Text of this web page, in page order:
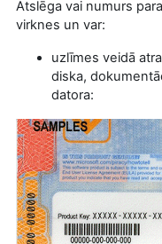
Atslēga vai numurs
virknes un var:
uzlīmes veidā
diska,
datora: